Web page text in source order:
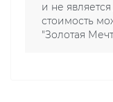
и не
стоимость
"Золотая